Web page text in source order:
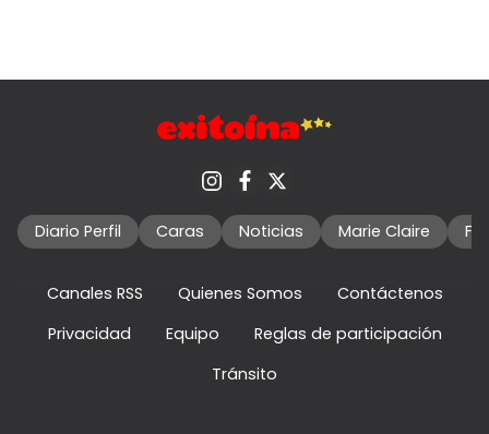
Diario Perfil Caras Noticias Marie Claire
Canales RSS Quienes Somos
Contáctenos
Privacidad
Equipo
Reglas de participación
Tránsito